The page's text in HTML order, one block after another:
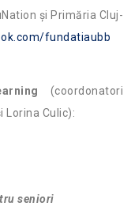
și Primăria Cluj-
fundatiaubb
(coordonatori
Lorina Culic):
seniori